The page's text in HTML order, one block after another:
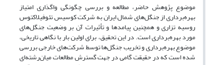
موضوع پژوهش حاضر، مطالعه و بررسی چگونگی واگذاری امتیاز
بهره‌برداری از جنگل‌های شمال ایران به شرکت کوسیس تئوفیلاکتوس
روسیه تزاری و همچنین پیامدها و تأثیرات آن بر وضعیت جنگل‌های
مورد بهره‌برداری است. در این تحقیق، برای اولین بار با نگاهی تاریخی،
موضوع بهره‌برداری و تخریب جنگل‌ها توسط شرکت‌های خارجی بررسی
شده است که در حقیقت گامی در جهت گسترش مطالعات میان‌رشته‌ای